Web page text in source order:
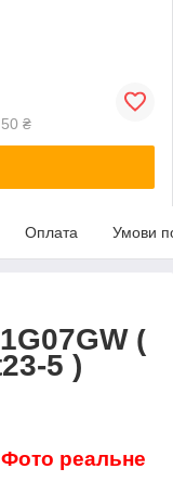
₴
Оплата Умови
(
5 )
Фото реальне